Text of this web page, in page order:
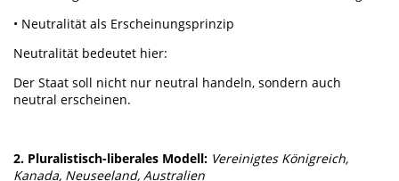
• Neutralität als Erscheinungsprinzip
Neutralität bedeutet hier:
Der Staat soll nicht nur neutral handeln, sondern auch
neutral erscheinen.
2. Pluralistisch-liberales Modell: Vereinigtes Königreich,
Kanada, Neuseeland, Australien